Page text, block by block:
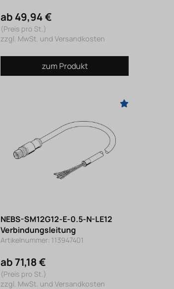
ab 49,94 €
(Preis pro St.)
zzgl. MwSt. und Versandkosten
zum Produkt
NEBS-SM12G12-E-0.5-N-LE12
Verbindungsleitung
Artikelnummer: 113947401
ab 71,18 €
(Preis pro St.)
zzgl. MwSt. und Versandkosten